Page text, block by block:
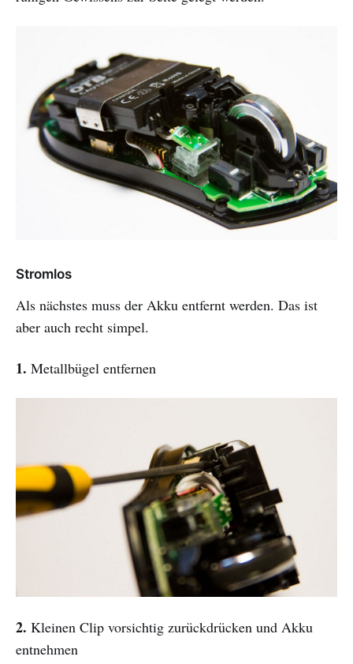
Stromlos
Als nächstes muss der Akku entfernt werden. Das ist
aber auch recht simpel.
1. Metallbügel entfernen
2. Kleinen Clip vorsichtig zurückdrücken und Akku
entnehmen